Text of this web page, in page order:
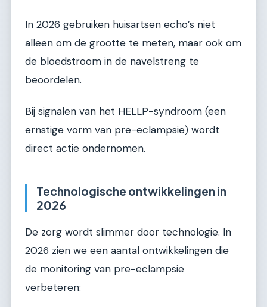
In 2026 gebruiken huisartsen echo’s niet
alleen om de grootte te meten, maar ook om
de bloedstroom in de navelstreng te
beoordelen.
Bij signalen van het HELLP-syndroom (een
ernstige vorm van pre-eclampsie) wordt
direct actie ondernomen.
Technologische ontwikkelingen in
2026
De zorg wordt slimmer door technologie. In
2026 zien we een aantal ontwikkelingen die
de monitoring van pre-eclampsie
verbeteren: